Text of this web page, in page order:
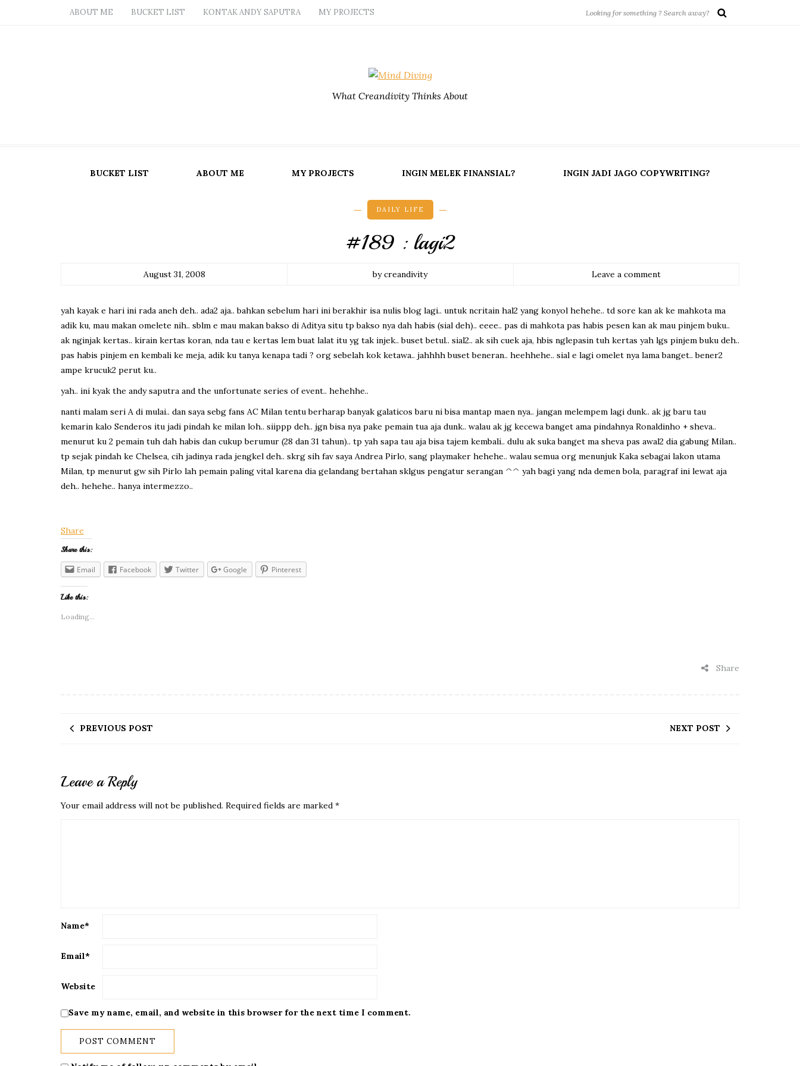
ABOUT ME BUCKET LIST KONTAK ANDY SAPUTRA MY PROJECTS
What Creandivity Thinks About
BUCKET LIST ABOUT ME MY PROJECTS INGIN MELEK FINANSIAL? INGIN JADI JAGO COPYWRITING?
DAILY LIFE
#189 : lagi2
August 31, 2008 by creandivity Leave a comment
yah kayak e hari ini rada aneh deh.. ada2 aja.. bahkan sebelum hari ini berakhir isa nulis blog lagi.. untuk ncritain hal2 yang konyol hehehe.. td sore kan ak ke mahkota ma
adik ku, mau makan omelete nih.. sblm e mau makan bakso di Aditya situ tp bakso nya dah habis (sial deh).. eeee.. pas di mahkota pas habis pesen kan ak mau pinjem buku..
ak nginjak kertas.. kirain kertas koran, nda tau e kertas lem buat lalat itu yg tak injek.. buset betul.. sial2.. ak sih cuek aja, hbis nglepasin tuh kertas yah lgs pinjem buku deh..
pas habis pinjem en kembali ke meja, adik ku tanya kenapa tadi ? org sebelah kok ketawa.. jahhhh buset beneran.. heehhehe.. sial e lagi omelet nya lama banget.. bener2
ampe krucuk2 perut ku..
yah.. ini kyak the andy saputra and the unfortunate series of event.. hehehhe..
nanti malam seri A di mulai.. dan saya sebg fans AC Milan tentu berharap banyak galaticos baru ni bisa mantap maen nya.. jangan melempem lagi dunk.. ak jg baru tau
kemarin kalo Senderos itu jadi pindah ke milan loh.. siippp deh.. jgn bisa nya pake pemain tua aja dunk.. walau ak jg kecewa banget ama pindahnya Ronaldinho + sheva..
menurut ku 2 pemain tuh dah habis dan cukup berumur (28 dan 31 tahun).. tp yah sapa tau aja bisa tajem kembali.. dulu ak suka banget ma sheva pas awal2 dia gabung Milan..
tp sejak pindah ke Chelsea, cih jadinya rada jengkel deh.. skrg sih fav saya Andrea Pirlo, sang playmaker hehehe.. walau semua org menunjuk Kaka sebagai lakon utama
Milan, tp menurut gw sih Pirlo lah pemain paling vital karena dia gelandang bertahan sklgus pengatur serangan ^^ yah bagi yang nda demen bola, paragraf ini lewat aja
deh.. hehehe.. hanya intermezzo..
Share
Share this:
Email Facebook Twitter Google Pinterest
Like this:
Loading...
Share
PREVIOUS POST NEXT POST
Leave a Reply
Your email address will not be published. Required fields are marked *
Name*
Email*
Website
Save my name, email, and website in this browser for the next time I comment.